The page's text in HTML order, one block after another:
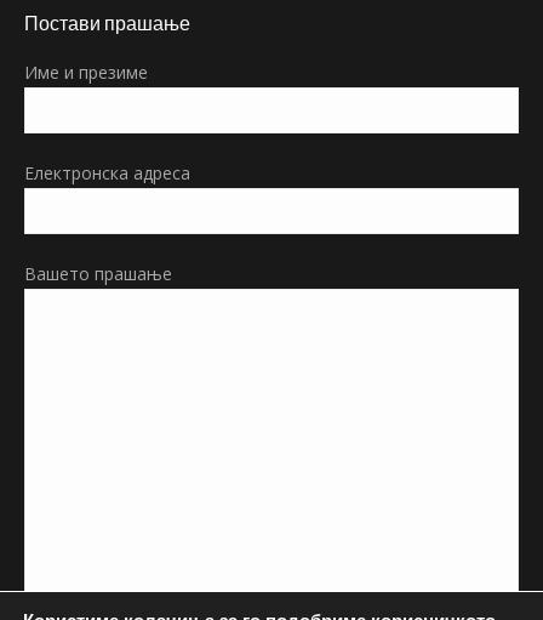
opens
new
Постави прашање
Име и презиме
Електронска адреса
Вашето прашање